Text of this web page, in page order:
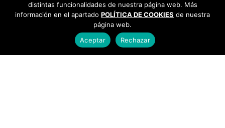
distintas funcionalidades de nuestra página web. Más
información en el apartado POLÍTICA DE COOKIES de nuestra
página web.
Aceptar
Rechazar